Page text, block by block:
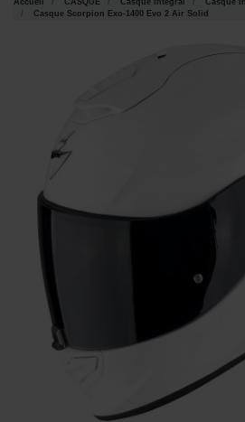
Accueil CASQUE Casque intégral
Casque
Casque Scorpion Exo-1400 Evo 2 Air Solid